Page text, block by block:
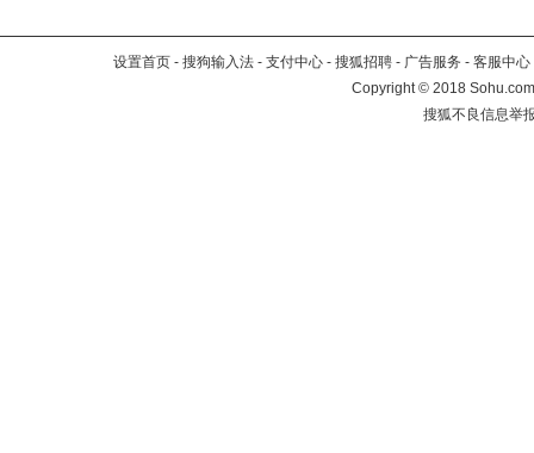
设置首页 - 搜狗输入法 - 支付中心 - 搜狐招聘 - 广告服务 - 客服中心
Copyright©2018
搜狐不良信息举